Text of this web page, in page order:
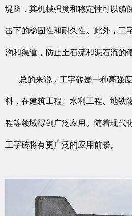
堤防，其机械强度和稳定性可以确
击下的稳固性和耐久性。此外，工
沟和渠道，防止土石流和泥石流的
总的来说，工字砖是一种高强
料，在建筑工程、水利工程、地铁
程等领域得到广泛应用。随着现代
工字砖将有更广泛的应用前景。